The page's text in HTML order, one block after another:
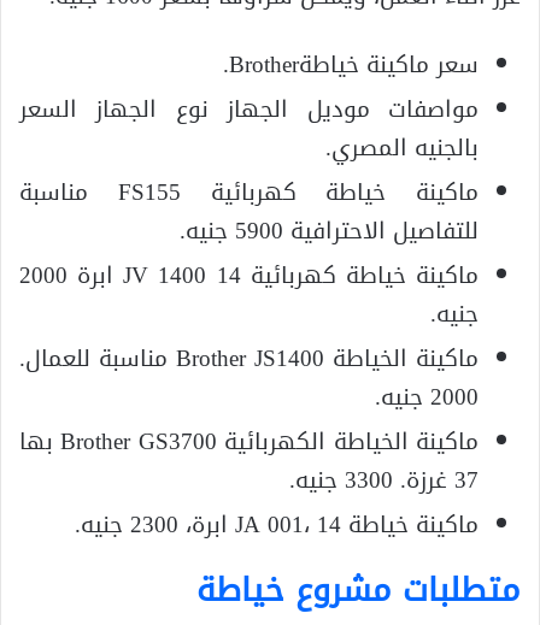
سعر ماكينة خياطةBrother.
مواصفات موديل الجهاز نوع الجهاز السعر
بالجنيه المصري.
ماكينة خياطة كهربائية FS155 مناسبة
للتفاصيل الاحترافية 5900 جنيه.
ماكينة خياطة كهربائية JV 1400 14 ابرة 2000
جنيه.
ماكينة الخياطة Brother JS1400 مناسبة للعمال.
2000 جنيه.
ماكينة الخياطة الكهربائية Brother GS3700 بها
37 غرزة. 3300 جنيه.
ماكينة خياطة JA 001، 14 ابرة، 2300 جنيه.
متطلبات مشروع خياطة